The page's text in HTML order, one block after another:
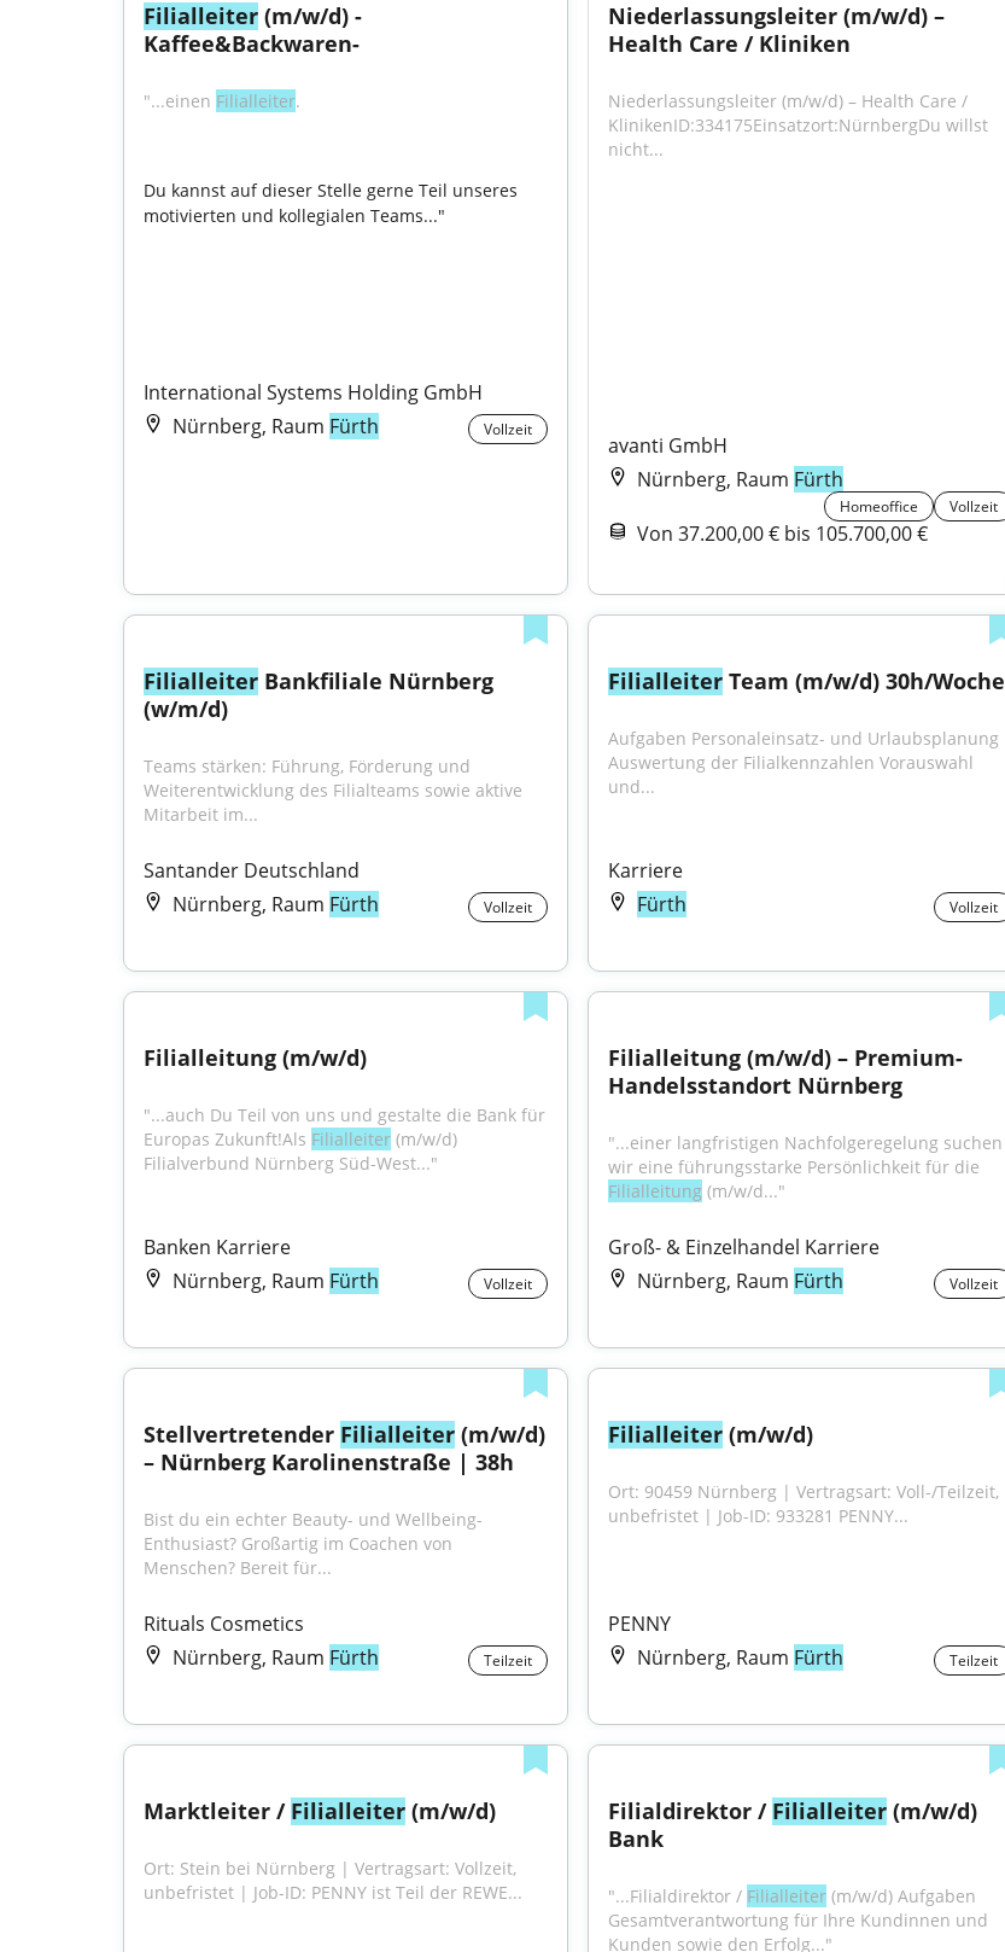
Filialleiter (m/w/d) -
Kaffee&Backwaren-
"...einen Filialleiter.
Du kannst auf dieser Stelle gerne Teil unseres
motivierten und kollegialen Teams..."
International Systems Holding GmbH
Nürnberg, Raum Fürth Vollzeit
Niederlassungsleiter (m/w/d) –
Health Care / Kliniken
Niederlassungsleiter (m/w/d) – Health Care /
KlinikenID:334175Einsatzort:NürnbergDu willst
nicht...
avanti GmbH
Nürnberg, Raum Fürth
Homeoffice Vollzeit
Von 37.200,00 € bis 105.700,00 €
Filialleiter Bankfiliale Nürnberg
(w/m/d)
Teams stärken: Führung, Förderung und
Weiterentwicklung des Filialteams sowie aktive
Mitarbeit im...
Santander Deutschland
Nürnberg, Raum Fürth Vollzeit
Filialleiter Team (m/w/d) 30h/Woche
Aufgaben Personaleinsatz- und Urlaubsplanung
Auswertung der Filialkennzahlen Vorauswahl
und...
Karriere
Fürth
Vollzeit
Filialleitung (m/w/d)
"...auch Du Teil von uns und gestalte die Bank für
Europas Zukunft!Als Filialleiter (m/w/d)
Filialverbund Nürnberg Süd-West..."
Banken Karriere
Nürnberg, Raum Fürth Vollzeit
Filialleitung (m/w/d) – Premium-
Handelsstandort Nürnberg
"...einer langfristigen Nachfolgeregelung suchen
Filialleitung (m/w/d..."
Groß- & Einzelhandel Karriere
Nürnberg, Raum Fürth Vollzeit
Stellvertretender Filialleiter (m/w/d)
– Nürnberg Karolinenstraße | 38h
Bist du ein echter Beauty- und Wellbeing-
Enthusiast? Großartig im Coachen von
Menschen? Bereit für...
Rituals Cosmetics
Nürnberg, Raum Fürth Teilzeit
Filialleiter (m/w/d)
Ort: 90459 Nürnberg​​​​​​​​​​​​​​ | Vertragsart: Voll-/Teilzeit,
unbefristet | Job-ID: 933281 PENNY...
PENNY
Nürnberg, Raum Fürth Teilzeit
Marktleiter / Filialleiter (m/w/d)
Ort: Stein bei Nürnberg | Vertragsart: Vollzeit,
unbefristet | Job-ID: PENNY ist Teil der REWE...
Filialdirektor / Filialleiter (m/w/d)
Bank
"...Filialdirektor / Filialleiter (m/w/d) Aufgaben
Gesamtverantwortung für Ihre Kundinnen und
Kunden sowie den Erfolg..."